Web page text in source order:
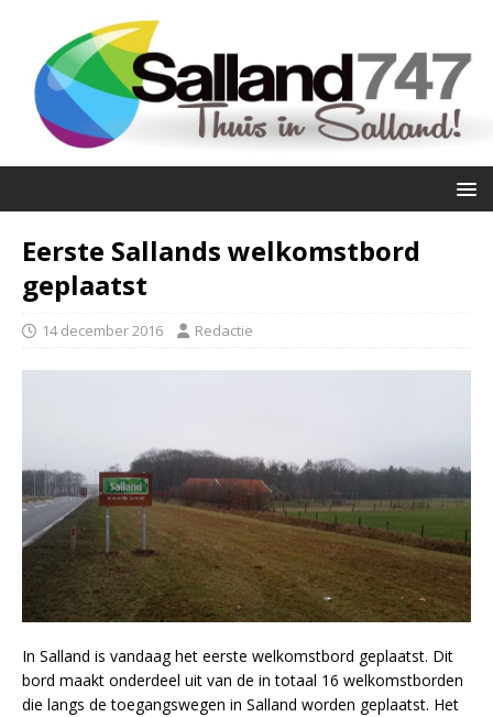
Eerste Sallands welkomstbord
geplaatst
14 december 2016 Redactie
In Salland is vandaag het eerste welkomstbord geplaatst. Dit
bord maakt onderdeel uit van de in totaal 16 welkomstborden
die langs de toegangswegen in Salland worden geplaatst. Het